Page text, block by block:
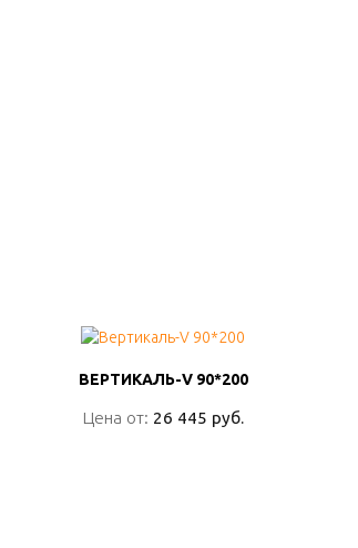
ВЕРТИКАЛЬ-V 90*200
Цена от: 26 445 руб.
ВЕРТИКАЛЬ-V 90*200
Цена от: 26 445 руб.